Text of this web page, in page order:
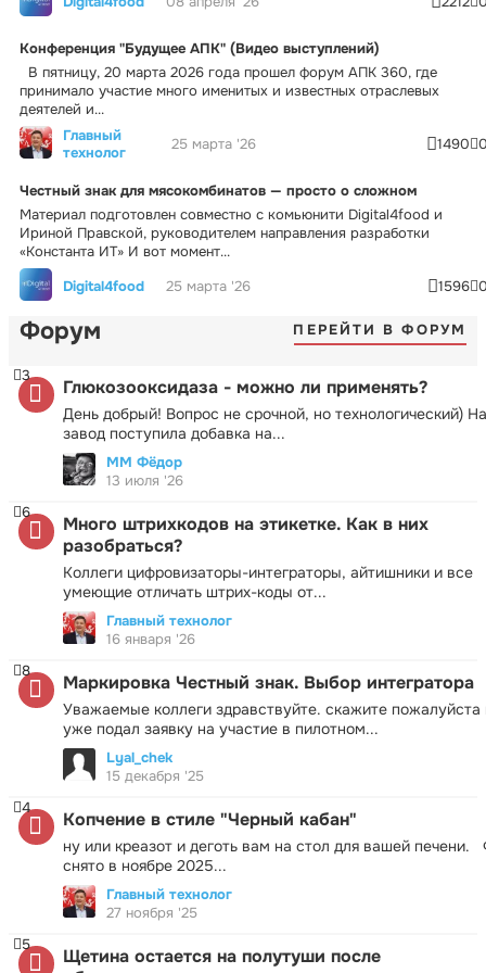
Конференция "Будущее АПК" (Видео выступлений)
В пятницу, 20 марта 2026 года прошел форум АПК 360, где
принимало участие много именитых и известных отраслевых
деятелей и...
Главный
технолог
25 марта '26 1490
Честный знак для мясокомбинатов — просто о сложном
Материал подготовлен совместно с комьюнити Digital4food и
Ириной Правской, руководителем направления разработки
«Константа ИТ» И вот момент...
Digital4food
25 марта '26 1596
Форум ПЕРЕЙТИ В ФОРУМ
Глюкозооксидаза - можно ли применять?
День добрый! Вопрос не срочной, но технологический) На
завод поступила добавка на...
3
ММ Фёдор
13 июля '26
Много штрихкодов на этикетке. Как в них
разобраться?
Коллеги цифровизаторы-интеграторы, айтишники и все
умеющие отличать штрих-коды от...
6
Главный технолог
16 января '26
Маркировка Честный знак. Выбор интегратора
Уважаемые коллеги здравствуйте. скажите пожалуйста
уже подал заявку на участие в пилотном...
8
Lyal_chek
15 декабря '25
Копчение в стиле "Черный кабан"
ну или креазот и деготь вам на стол для вашей печени.
снято в ноябре 2025...
4
Главный технолог
27 ноября '25
Щетина остается на полутуши после
5